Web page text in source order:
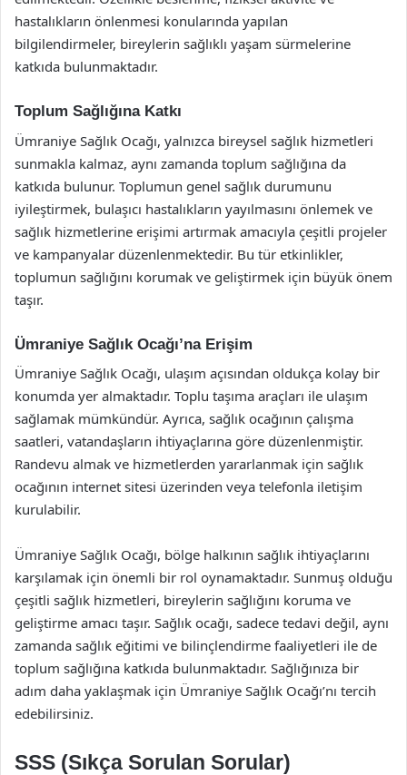
hastalıkların önlenmesi konularında yapılan
bilgilendirmeler, bireylerin sağlıklı yaşam sürmelerine
katkıda bulunmaktadır.
Toplum Sağlığına Katkı
Ümraniye Sağlık Ocağı, yalnızca bireysel sağlık hizmetleri
sunmakla kalmaz, aynı zamanda toplum sağlığına da
katkıda bulunur. Toplumun genel sağlık durumunu
iyileştirmek, bulaşıcı hastalıkların yayılmasını önlemek ve
sağlık hizmetlerine erişimi artırmak amacıyla çeşitli projeler
ve kampanyalar düzenlenmektedir. Bu tür etkinlikler,
toplumun sağlığını korumak ve geliştirmek için büyük önem
taşır.
Ümraniye Sağlık Ocağı’na Erişim
Ümraniye Sağlık Ocağı, ulaşım açısından oldukça kolay bir
konumda yer almaktadır. Toplu taşıma araçları ile ulaşım
sağlamak mümkündür. Ayrıca, sağlık ocağının çalışma
saatleri, vatandaşların ihtiyaçlarına göre düzenlenmiştir.
Randevu almak ve hizmetlerden yararlanmak için sağlık
ocağının internet sitesi üzerinden veya telefonla iletişim
kurulabilir.
Ümraniye Sağlık Ocağı, bölge halkının sağlık ihtiyaçlarını
karşılamak için önemli bir rol oynamaktadır. Sunmuş olduğu
çeşitli sağlık hizmetleri, bireylerin sağlığını koruma ve
geliştirme amacı taşır. Sağlık ocağı, sadece tedavi değil, aynı
zamanda sağlık eğitimi ve bilinçlendirme faaliyetleri ile de
toplum sağlığına katkıda bulunmaktadır. Sağlığınıza bir
adım daha yaklaşmak için Ümraniye Sağlık Ocağı’nı tercih
edebilirsiniz.
SSS (Sıkça Sorulan Sorular)